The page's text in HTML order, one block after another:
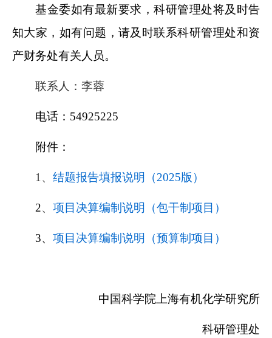
基金委如有最新要求，科研管理处将及时告
知大家，如有问题，请及时联系科研管理处和资
产财务处有关人员。
联系人：李蓉
电话：54925225
附件：
1、 结题报告填报说明（2025版）
2、 项目决算编制说明（包干制项目）
3、 项目决算编制说明（预算制项目）
中国科学院上海有机化学研究所
科研管理处